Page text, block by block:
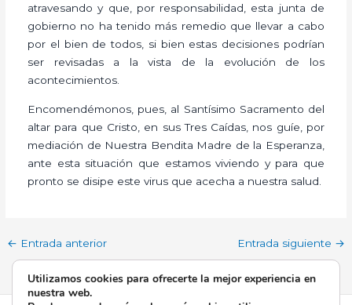
atravesando y que, por responsabilidad, esta junta de
gobierno no ha tenido más remedio que llevar a cabo
por el bien de todos, si bien estas decisiones podrían
ser revisadas a la vista de la evolución de los
acontecimientos.
Encomendémonos, pues, al Santísimo Sacramento del
altar para que Cristo, en sus Tres Caídas, nos guíe, por
mediación de Nuestra Bendita Madre de la Esperanza,
ante esta situación que estamos viviendo y para que
pronto se disipe este virus que acecha a nuestra salud.
← Entrada anterior Entrada siguiente →
Utilizamos cookies para ofrecerte la mejor experiencia en
nuestra web.